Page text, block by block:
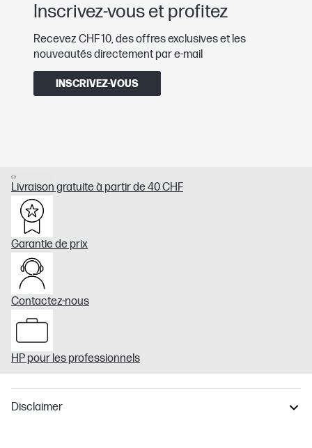
Inscrivez-vous et profitez
Recevez CHF 10, des offres exclusives et les
nouveautés directement par e-mail
INSCRIVEZ-VOUS
Livraison gratuite à partir de 40 CHF
Garantie de prix
Contactez-nous
HP pour les professionnels
Disclaimer